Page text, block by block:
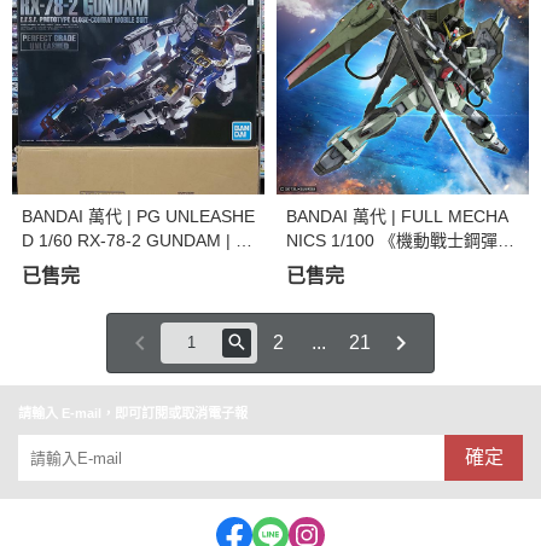
BANDAI 萬代 | PG UNLEASHE
D 1/60 RX-78-2 GUNDAM | 初
鋼 | 組裝模型 | 現貨
已售完
BANDAI 萬代 | FULL MECHA
NICS 1/100 《機動戰士鋼彈SE
ED》 禁斷鋼彈 | 組裝模型 (預
訂2023年8月)
已售完
2 ... 21
請輸入 E-mail，即可訂閱或取消電子報
確定